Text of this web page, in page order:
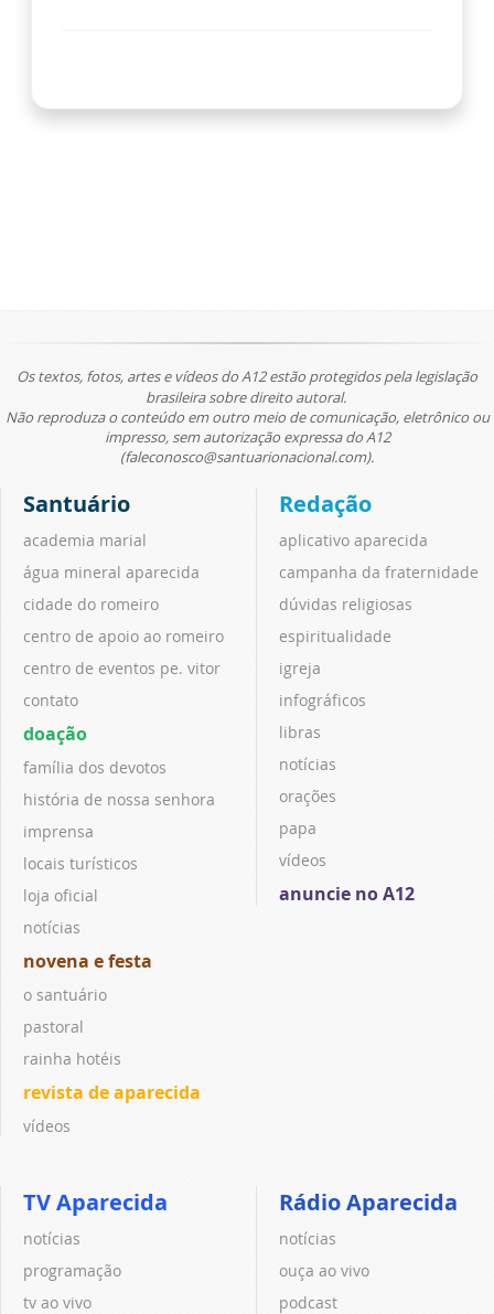
Os textos, fotos, artes e vídeos do A12 estão protegidos pela legislação
brasileira sobre direito autoral.
Não reproduza o conteúdo em outro meio de comunicação, eletrônico ou
impresso, sem autorização expressa do A12
(faleconosco@santuarionacional.com).
Santuário
academia marial
água mineral aparecida
cidade do romeiro
centro de apoio ao romeiro
centro de eventos pe. vitor
contato
doação
família dos devotos
história de nossa senhora
imprensa
locais turísticos
loja oficial
notícias
novena e festa
o santuário
pastoral
rainha hotéis
revista de aparecida
vídeos
Redação
aplicativo aparecida
campanha da fraternidade
dúvidas religiosas
espiritualidade
igreja
infográficos
libras
notícias
orações
papa
vídeos
anuncie no A12
TV Aparecida
notícias
programação
tv ao vivo
Rádio Aparecida
notícias
ouça ao vivo
podcast